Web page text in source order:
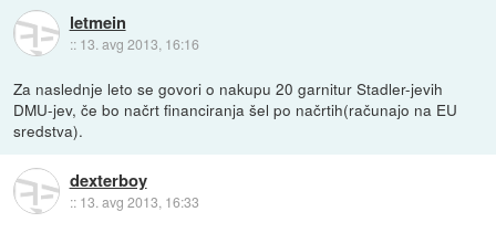
letmein
:: 13. avg 2013, 16:16
Za naslednje leto se govori o nakupu 20 garnitur Stadler-jevih
DMU-jev, če bo načrt financiranja šel po načrtih(računajo na EU
sredstva).
dexterboy
:: 13. avg 2013, 16:33